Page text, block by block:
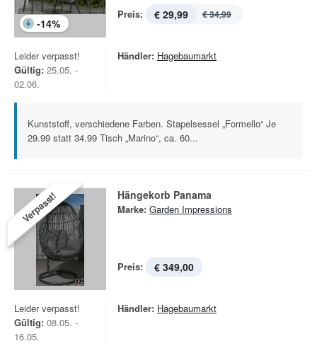
-14%
Preis: € 29,99 € 34,99
Leider verpasst!
Gültig: 25.05. -
02.06.
Händler: Hagebaumarkt
Kunststoff, verschiedene Farben. Stapelsessel „Formello“ Je
29.99 statt 34.99 Tisch „Marino“, ca. 60...
Verpasst! Hängekorb Panama
Marke: Garden Impressions
Preis: € 349,00
Leider verpasst!
Gültig: 08.05. -
16.05.
Händler: Hagebaumarkt